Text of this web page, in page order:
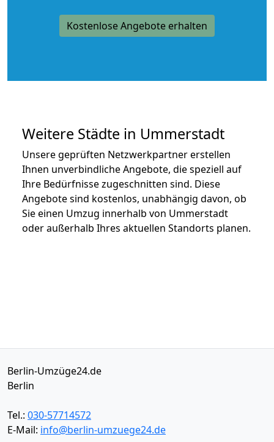
Kostenlose Angebote erhalten
Weitere Städte in Ummerstadt
Unsere geprüften Netzwerkpartner erstellen
Ihnen unverbindliche Angebote, die speziell auf
Ihre Bedürfnisse zugeschnitten sind. Diese
Angebote sind kostenlos, unabhängig davon, ob
Sie einen Umzug innerhalb von Ummerstadt
oder außerhalb Ihres aktuellen Standorts planen.
Berlin-Umzüge24.de
Berlin
Tel.: 030-57714572
E-Mail: info@berlin-umzuege24.de